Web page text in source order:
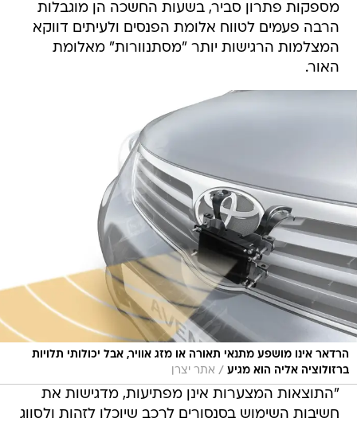
מספקות פתרון סביר, בשעות החשכה הן מוגבלות
הרבה פעמים לטווח אלומת הפנסים ולעיתים דווקא
המצלמות הרגישות יותר "מסתנוורות" מאלומת
האור.
הרדאר אינו מושפע מתנאי תאורה או מזג אוויר, אבל יכולותי תלויות
ברזולוציה אליה הוא מגיע / אתר יצרן
"התוצאות המצערות אינן מפתיעות, מדגישות את
חשיבות השימוש בסנסורים לרכב שיוכלו לזהות ולסווג